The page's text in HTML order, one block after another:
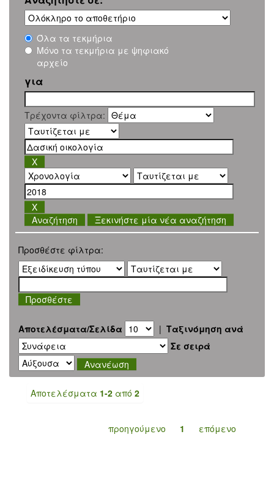
Όλα τα τεκμήρια
Μόνο τα τεκμήρια με ψηφιακό
αρχείο
για
Τρέχοντα φίλτρα:
Ξεκινήστε μία νέα αναζήτηση
Προσθέστε φίλτρα:
Αποτελέσματα/Σελίδα | Ταξινόμηση ανά
Σε σειρά
Αποτελέσματα 1-2 από 2
προηγούμενο 1 επόμενο